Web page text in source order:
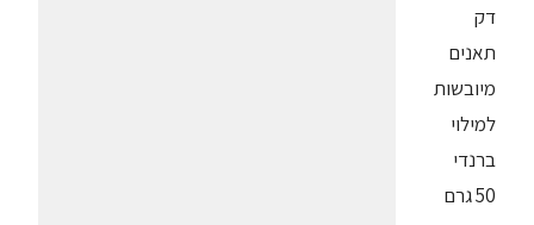
דק
תאנים
מיובשות
למילוי
ברנדי
50 גרם